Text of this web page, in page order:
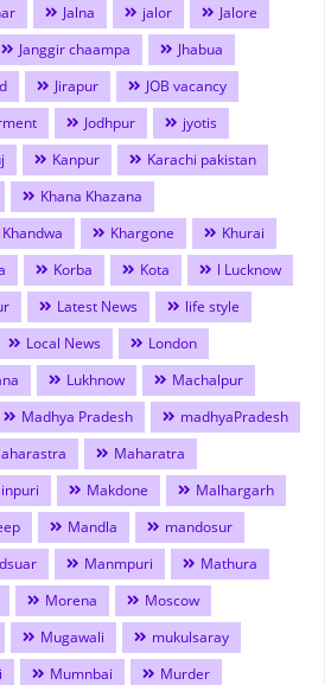
Jalna jalor
Jalore
Janggir chaampa
Jhabua
Jirapur
JOB vacancy
Jodhpur
jyotis
Kanpur
Karachi pakistan
Khana Khazana
Khandwa Khargone
Khurai
Korba Kota
l Lucknow
Latest News
life style
Local News
London
Lukhnow
Machalpur
Madhya Pradesh
madhyaPradesh
Maharatra
Makdone
Malhargarh
Mandla
mandosur
Manmpuri
Mathura
Morena
Moscow
Mugawali
mukulsaray
Mumnbai
Murder